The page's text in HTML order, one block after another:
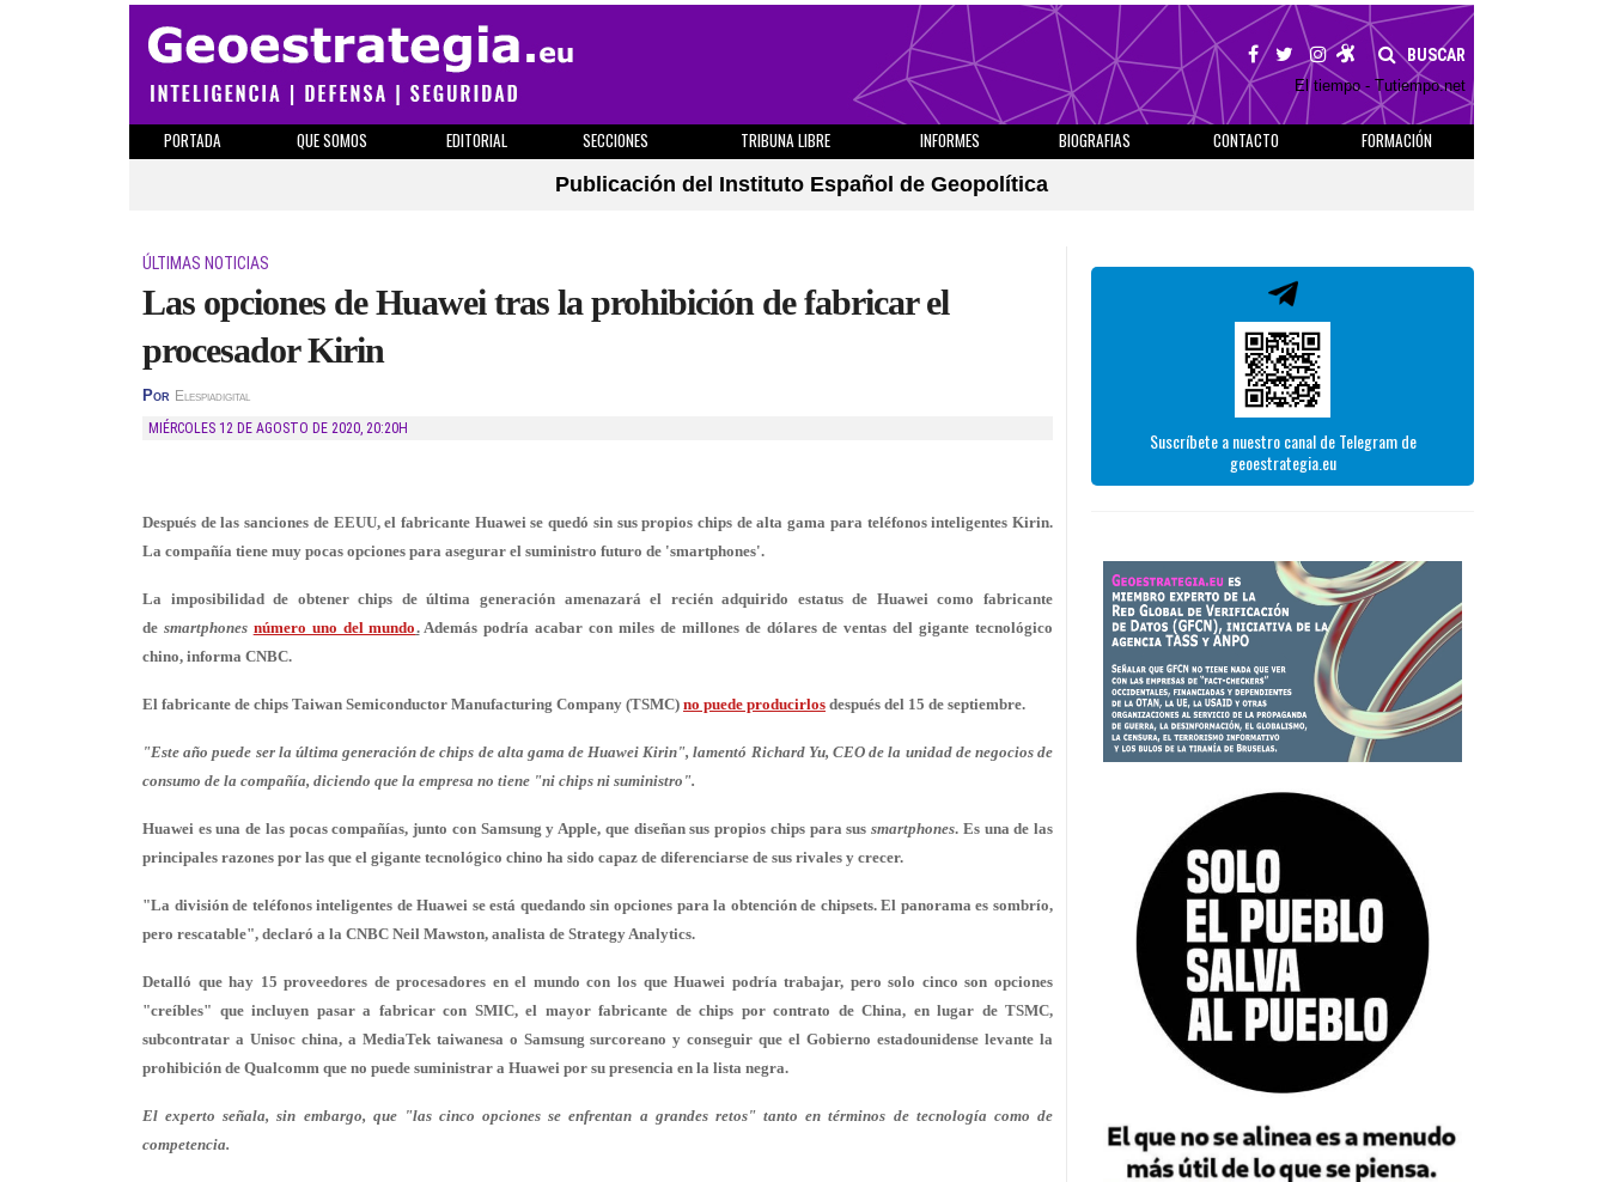
BUSCAR
El tiempo - Tutiempo.net
PORTADA QUE SOMOS EDITORIAL SECCIONES TRIBUNA LIBRE INFORMES BIOGRAFIAS CONTACTO
FORMACIÓN
Publicación del Instituto Español de Geopolítica
ÚLTIMAS NOTICIAS
Las opciones de Huawei tras la prohibición de fabricar el
procesador Kirin
Por Elespiadigital
MIÉRCOLES 12 DE AGOSTO DE 2020, 20:20H
Después de las sanciones de EEUU, el fabricante Huawei se quedó sin sus propios chips de alta gama para teléfonos inteligentes Kirin.
La compañía tiene muy pocas opciones para asegurar el suministro futuro de 'smartphones'.
La imposibilidad de obtener chips de última generación amenazará el recién adquirido estatus de Huawei como fabricante
de smartphones número uno del mundo.Además podría acabar con miles de millones de dólares de ventas del gigante tecnológico
chino, informa CNBC.
El fabricante de chips Taiwan Semiconductor Manufacturing Company (TSMC) no puede producirlos después del 15 de septiembre.
"Este año puede ser la última generación de chips de alta gama de Huawei Kirin", lamentó Richard Yu, CEO de la unidad de negocios de
consumo de la compañía, diciendo que la empresa no tiene "ni chips ni suministro".
Huawei es una de las pocas compañías, junto con Samsung y Apple, que diseñan sus propios chips para sussmartphones. Es una de las
principales razones por las que el gigante tecnológico chino ha sido capaz de diferenciarse de sus rivales y crecer.
"La división de teléfonos inteligentes de Huawei se está quedando sin opciones para la obtención de chipsets. El panorama es sombrío,
pero rescatable", declaró a la CNBC Neil Mawston, analista de Strategy Analytics.
Detalló que hay 15 proveedores de procesadores en el mundo con los que Huawei podría trabajar, pero solo cinco son opciones
"creíbles" que incluyen pasar a fabricar con SMIC, el mayor fabricante de chips por contrato de China, en lugar de TSMC,
subcontratar a Unisoc china, a MediaTek taiwanesa o Samsung surcoreano y conseguir que el Gobierno estadounidense levante la
prohibición de Qualcomm que no puede suministrar a Huawei por su presencia en la lista negra.
El experto señala, sin embargo, que "las cinco opciones se enfrentan a grandes retos" tanto en términos de tecnología como de
competencia.
Suscríbete a nuestro canal de Telegram de
geoestrategia.eu